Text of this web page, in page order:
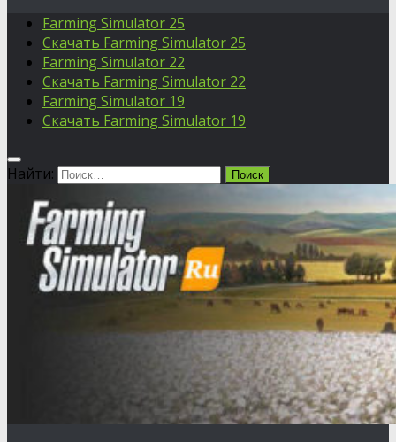
Farming Simulator 25
Скачать Farming Simulator 25
Farming Simulator 22
Скачать Farming Simulator 22
Farming Simulator 19
Скачать Farming Simulator 19
Найти: